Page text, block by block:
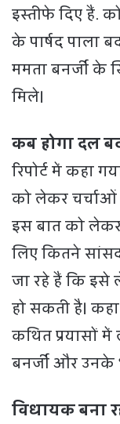
इस्तीफे दिए हैं.
के पार्षद पाला
ममता बनर्जी के
मिले।
कब होगा दल
रिपोर्ट में कहा
को लेकर चर्चाओं
इस बात को
लिए कितने
जा रहे हैं कि इसे
हो सकती है।
कथित प्रयासों
बनर्जी और उनके
विधायक बना